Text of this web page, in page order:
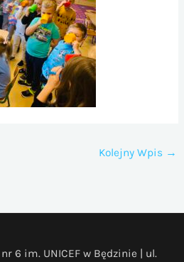
Kolejny Wpis →
6 im. UNICEF w Będzinie | ul.